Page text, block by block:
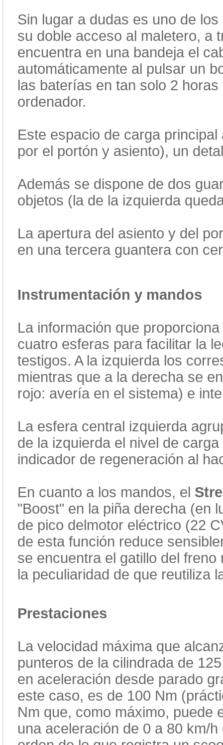
Sin lugar a dudas es uno de
su doble acceso al maletero, a
encuentra en una bandeja el
automáticamente al pulsar un
las baterías en tan solo 2
ordenador.
Este espacio de carga
por el portón y asiento), un
Además se dispone de dos
objetos (la de la izquierda
La apertura del asiento y del
en una tercera guantera con
Instrumentación y mandos
La información que
cuatro esferas para facilitar la
testigos. A la izquierda los
mientras que a la derecha se
rojo: avería en el sistema) e
La esfera central izquierda
de la izquierda el nivel de
indicador de regeneración al
En cuanto a los mandos, el
"Boost" en la piña derecha (en
de pico delmotor eléctrico (22
de esta función reduce
se encuentra el gatillo del
la peculiaridad de que reutiliza
Prestaciones
La velocidad máxima que
punteros de la cilindrada de
en aceleración desde parado
este caso, es de 100 Nm
Nm que, como máximo, puede
una aceleración de 0 a 80 km/